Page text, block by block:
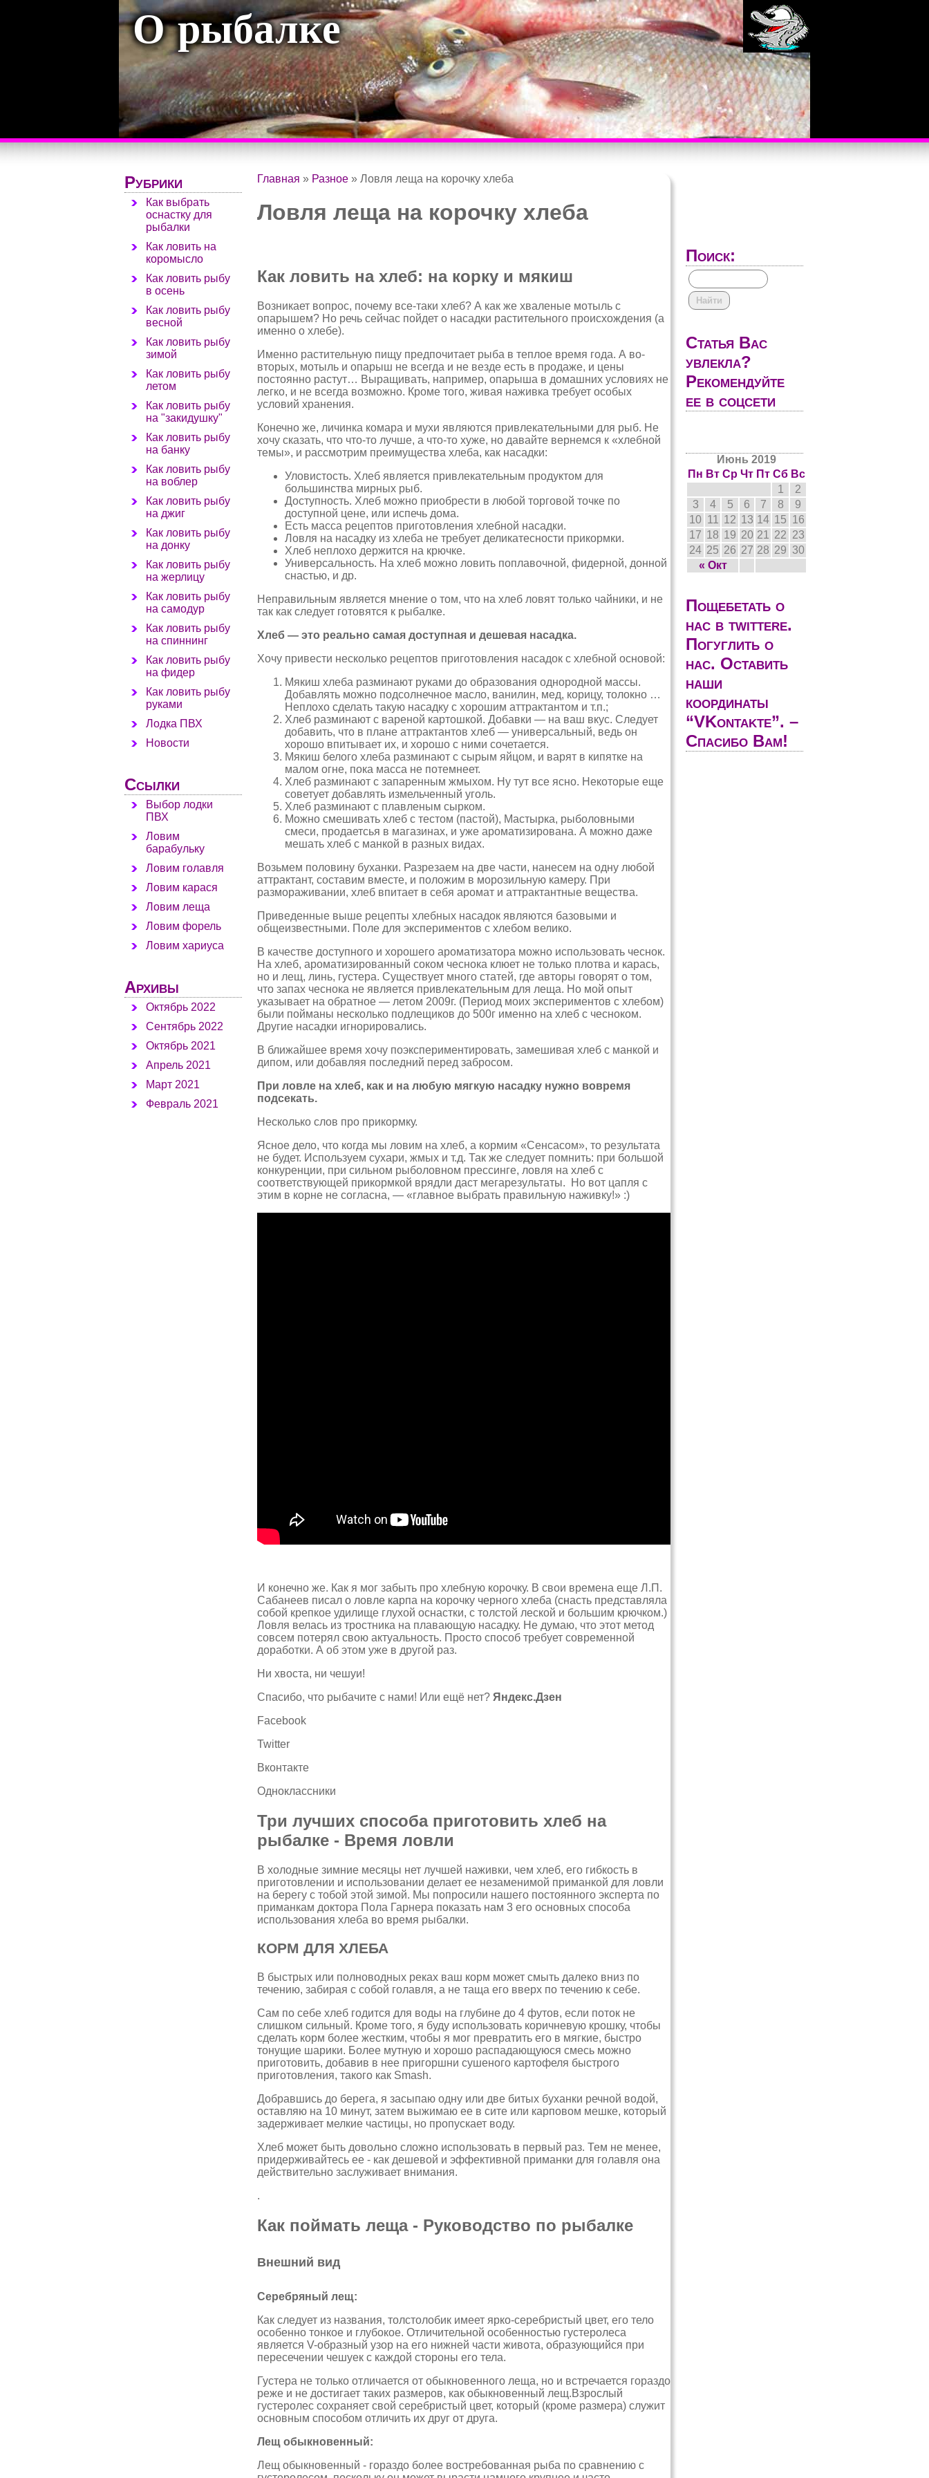
О рыбалке
Главная » Разное » Ловля леща на корочку хлеба
Ловля леща на корочку хлеба
Как ловить на хлеб: на корку и мякиш
Возникает вопрос, почему все-таки хлеб? А как же хваленые мотыль с
опарышем? Но речь сейчас пойдет о насадки растительного происхождения (а
именно о хлебе).
Именно растительную пищу предпочитает рыба в теплое время года. А во-
вторых, мотыль и опарыш не всегда и не везде есть в продаже, и цены
постоянно растут… Выращивать, например, опарыша в домашних условиях не
легко, и не всегда возможно. Кроме того, живая наживка требует особых
условий хранения.
Конечно же, личинка комара и мухи являются привлекательными для рыб. Не
хочу сказать, что что-то лучше, а что-то хуже, но давайте вернемся к «хлебной
темы», и рассмотрим преимущества хлеба, как насадки:
Уловистость. Хлеб является привлекательным продуктом для
большинства мирных рыб.
Доступность. Хлеб можно приобрести в любой торговой точке по
доступной цене, или испечь дома.
Есть масса рецептов приготовления хлебной насадки.
Ловля на насадку из хлеба не требует деликатесности прикормки.
Хлеб неплохо держится на крючке.
Универсальность. На хлеб можно ловить поплавочной, фидерной, донной
снастью, и др.
Неправильным является мнение о том, что на хлеб ловят только чайники, и не
так как следует готовятся к рыбалке.
Хлеб — это реально самая доступная и дешевая насадка.
Хочу привести несколько рецептов приготовления насадок с хлебной основой:
Мякиш хлеба разминают руками до образования однородной массы.
Добавлять можно подсолнечное масло, ванилин, мед, корицу, толокно …
Неплохо сделать такую ​​насадку с хорошим аттрактантом и т.п.;
Хлеб разминают с вареной картошкой. Добавки — на ваш вкус. Следует
добавить, что в плане аттрактантов хлеб — универсальный, ведь он
хорошо впитывает их, и хорошо с ними сочетается.
Мякиш белого хлеба разминают с сырым яйцом, и варят в кипятке на
малом огне, пока масса не потемнеет.
Хлеб разминают с запаренным жмыхом. Ну тут все ясно. Некоторые еще
советует добавлять измельченный уголь.
Хлеб разминают с плавленым сырком.
Можно смешивать хлеб с тестом (пастой), Мастырка, рыболовными
смеси, продаетсья в магазинах, и уже ароматизирована. А можно даже
мешать хлеб с манкой в ​​разных видах.
Возьмем половину буханки. Разрезаем на две части, нанесем на одну любой
аттрактант, составим вместе, и положим в морозильную камеру. При
размораживании, хлеб впитает в себя аромат и аттрактантные вещества.
Приведенные выше рецепты хлебных насадок являются базовыми и
общеизвестными. Поле для экспериментов с хлебом велико.
В качестве доступного и хорошего ароматизатора можно использовать чеснок.
На хлеб, ароматизированный соком чеснока клюет не только плотва и карась,
но и лещ, линь, густера. Существует много статей, где авторы говорят о том,
что запах чеснока не является привлекательным для леща. Но мой опыт
указывает на обратное — летом 2009г. (Период моих экспериментов с хлебом)
были пойманы несколько подлещиков до 500г именно на хлеб с чесноком.
Другие насадки игнорировались.
В ближайшее время хочу поэкспериментировать, замешивая хлеб с манкой и
дипом, или добавляя последний перед забросом.
При ловле на хлеб, как и на любую мягкую насадку нужно вовремя
подсекать.
Несколько слов про прикормку.
Ясное дело, что когда мы ловим на хлеб, а кормим «Сенсасом», то результата
не будет. Используем сухари, жмых и т.д. Так же следует помнить: при большой
конкуренции, при сильном рыболовном прессинге, ловля на хлеб с
соответствующей прикормкой врядли даст мегарезультаты. Но вот цапля с
этим в корне не согласна, — «главное выбрать правильную наживку!» :)
И конечно же. Как я мог забыть про хлебную корочку. В свои времена еще Л.П.
Сабанеев писал о ловле карпа на корочку черного хлеба (снасть представляла
собой крепкое удилище глухой оснастки, с толстой леской и большим крючком.)
Ловля велась из тростника на плавающую насадку. Не думаю, что этот метод
совсем потерял свою актуальность. Просто способ требует современной
доработки. А об этом уже в другой раз.
Ни хвоста, ни чешуи!
Спасибо, что рыбачите с нами! Или ещё нет? Яндекс.Дзен
Facebook
Twitter
Вконтакте
Одноклассники
Три лучших способа приготовить хлеб на
рыбалке - Время ловли
В холодные зимние месяцы нет лучшей наживки, чем хлеб, его гибкость в
приготовлении и использовании делает ее незаменимой приманкой для ловли
на берегу с тобой этой зимой. Мы попросили нашего постоянного эксперта по
приманкам доктора Пола Гарнера показать нам 3 его основных способа
использования хлеба во время рыбалки.
КОРМ ДЛЯ ХЛЕБА
В быстрых или полноводных реках ваш корм может смыть далеко вниз по
течению, забирая с собой голавля, а не таща его вверх по течению к себе.
Сам по себе хлеб годится для воды на глубине до 4 футов, если поток не
слишком сильный. Кроме того, я буду использовать коричневую крошку, чтобы
сделать корм более жестким, чтобы я мог превратить его в мягкие, быстро
тонущие шарики. Более мутную и хорошо распадающуюся смесь можно
приготовить, добавив в нее пригоршни сушеного картофеля быстрого
приготовления, такого как Smash.
Добравшись до берега, я засыпаю одну или две битых буханки речной водой,
оставляю на 10 минут, затем выжимаю ее в сите или карповом мешке, который
задерживает мелкие частицы, но пропускает воду.
Хлеб может быть довольно сложно использовать в первый раз. Тем не менее,
придерживайтесь ее - как дешевой и эффективной приманки для голавля она
действительно заслуживает внимания.
.
Как поймать леща - Руководство по рыбалке
Внешний вид
Серебряный лещ:
Как следует из названия, толстолобик имеет ярко-серебристый цвет, его тело
особенно тонкое и глубокое. Отличительной особенностью густеролеса
является V-образный узор на его нижней части живота, образующийся при
пересечении чешуек с каждой стороны его тела.
Густера не только отличается от обыкновенного леща, но и встречается гораздо
реже и не достигает таких размеров, как обыкновенный лещ.Взрослый
густеролес сохраняет свой серебристый цвет, который (кроме размера) служит
основным способом отличить их друг от друга.
Лещ обыкновенный:
Лещ обыкновенный - гораздо более востребованная рыба по сравнению с
Рубрики
Как выбрать
оснастку для
рыбалки
Как ловить на
коромысло
Как ловить рыбу
в осень
Как ловить рыбу
весной
Как ловить рыбу
зимой
Как ловить рыбу
летом
Как ловить рыбу
на "закидушку"
Как ловить рыбу
на банку
Как ловить рыбу
на воблер
Как ловить рыбу
на джиг
Как ловить рыбу
на донку
Как ловить рыбу
на жерлицу
Как ловить рыбу
на самодур
Как ловить рыбу
на спиннинг
Как ловить рыбу
на фидер
Как ловить рыбу
руками
Лодка ПВХ
Новости
Ссылки
Выбор лодки
ПВХ
Ловим
барабульку
Ловим голавля
Ловим карася
Ловим леща
Ловим форель
Ловим хариуса
Архивы
Октябрь 2022
Сентябрь 2022
Октябрь 2021
Апрель 2021
Март 2021
Февраль 2021
Поиск:
Статья Вас
увлекла?
Рекомендуйте
ее в соцсети
Июнь 2019
Пн Вт Ср Чт Пт Сб Вс
« Окт
1
2
3
4 5 6 7 8
9
10 11 12 13 14 15 16
17 18 19 20 21 22 23
24 25 26 27 28 29 30
Пощебетать о
нас в twittere.
Погуглить о
нас. Оставить
наши
координаты
“VKontakte”. –
Спасибо Вам!